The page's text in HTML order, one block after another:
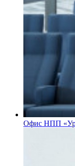
Офис НПП